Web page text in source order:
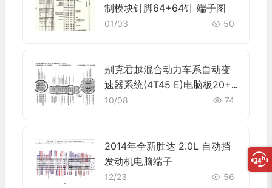
制模块针脚64+64针 端子图
01/03 50
别克君越混合动力车系自动变
速器系统(4T45 E)电脑板20+2
0+49针端子
10/08 74
2014年全新胜达 2.0L 自动挡
发动机电脑端子
12/23 56